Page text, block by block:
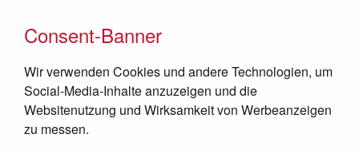
Consent-Banner
Wir verwenden Cookies und andere Technologien, um
Social-Media-Inhalte anzuzeigen und die
Websitenutzung und Wirksamkeit von Werbeanzeigen
zu messen.